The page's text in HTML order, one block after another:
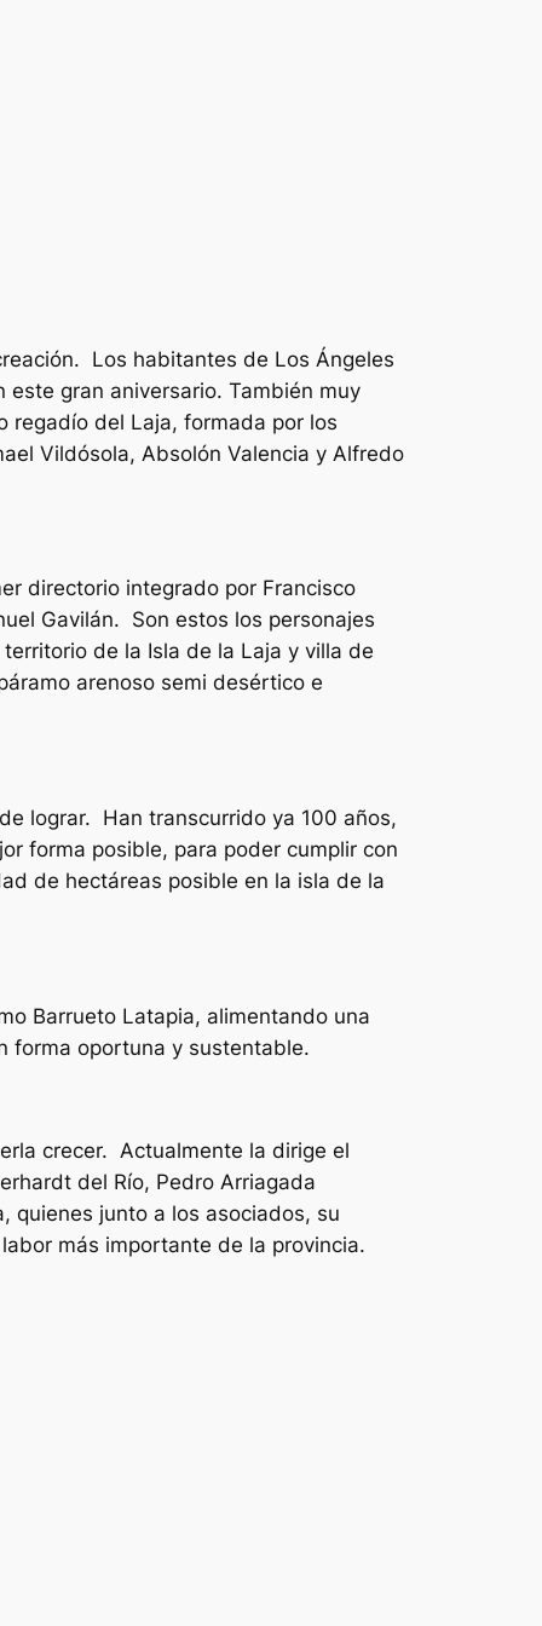
Los habitantes de Los Ángeles
gran aniversario. También muy
regadío del Laja, formada por los
Vildósola, Absolón Valencia y Alfredo
directorio integrado por Francisco
Gavilán. Son estos los personajes
de la Isla de la Laja y villa de
arenoso semi desértico e
lograr. Han transcurrido ya 100 años,
forma posible, para poder cumplir con
de hectáreas posible en la isla de la
Barrueto Latapia, alimentando una
forma oportuna y sustentable.
crecer. Actualmente la dirige el
del Río, Pedro Arriagada
quienes junto a los asociados, su
más importante de la provincia.